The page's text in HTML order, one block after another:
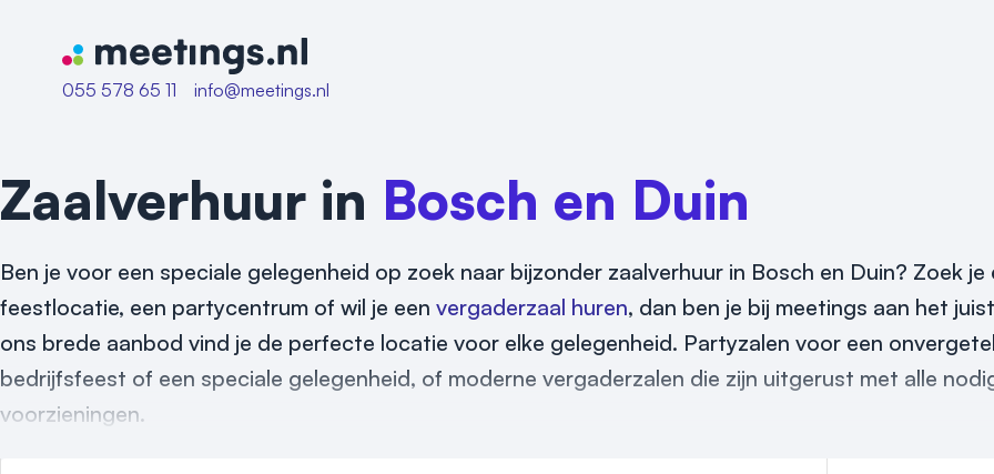
Naar home van Meetings
055 578 65 11
info@meetings.nl
Zaalverhuur in Bosch en Duin
Ben je voor een speciale gelegenheid op zoek naar bijzonder zaalverhuur in Bosch en Duin? Zoek
feestlocatie, een partycentrum of wil je een vergaderzaal huren, dan ben je bij meetings aan het
ons brede aanbod vind je de perfecte locatie voor elke gelegenheid. Partyzalen voor een
bedrijfsfeest of een speciale gelegenheid, of moderne vergaderzalen die zijn uitgerust met alle
voorzieningen.